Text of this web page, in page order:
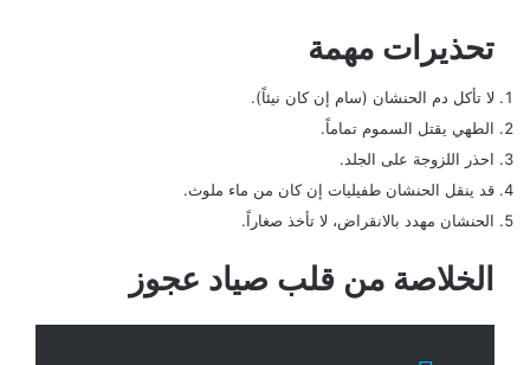
تحذيرات مهمة
لا تأكل دم الحنشان (سام إن كان نيئاً).
الطهي يقتل السموم تماماً.
احذر اللزوجة على الجلد.
قد ينقل الحنشان طفيليات إن كان من ماء ملوث.
الحنشان مهدد بالانقراض، لا تأخذ صغاراً.
الخلاصة من قلب صياد عجوز